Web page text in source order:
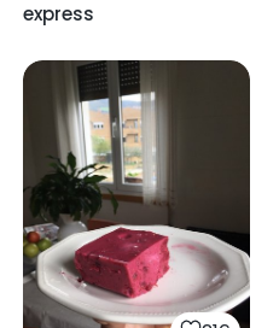
express